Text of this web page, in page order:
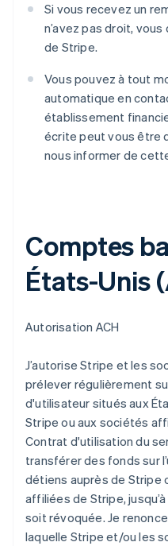
Si vous recevez un
n’avez pas droit,
de Stripe.
Vous pouvez à tout
automatique en
établissement
écrite peut vous être
nous informer de
Comptes
États-Unis
Autorisation ACH
J’autorise Stripe et les
prélever régulièrement
d'utilisateur situés aux
Stripe ou aux sociétés
Contrat d'utilisation du
transférer des fonds sur
détiens auprès de Stripe
affiliées de Stripe,
soit révoquée. Je
laquelle Stripe et/ou les